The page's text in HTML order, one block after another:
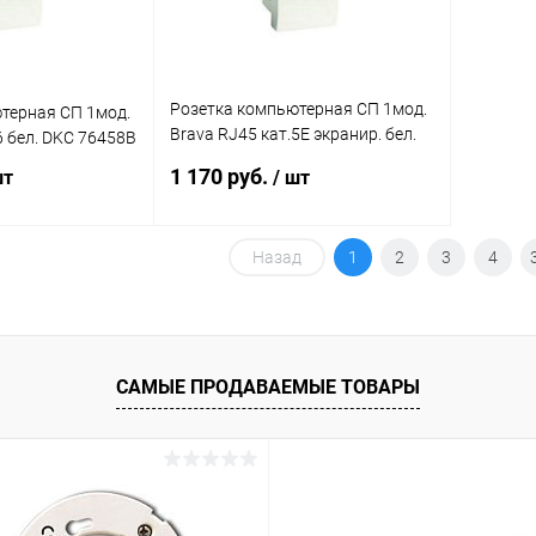
СП 1мод.
бел. DKC 76458B
Сравнение
В наличии
Розетка компьютерная СП 1мод.
Brava RJ45 кат.5E экранир. бел.
1 170 руб. / шт
В корзину
Купить в 1 клик Сравнение
В избранное В наличии
Назад 1 2 3 4
САМЫЕ ПРОДАВАЕМЫЕ ТОВАРЫ